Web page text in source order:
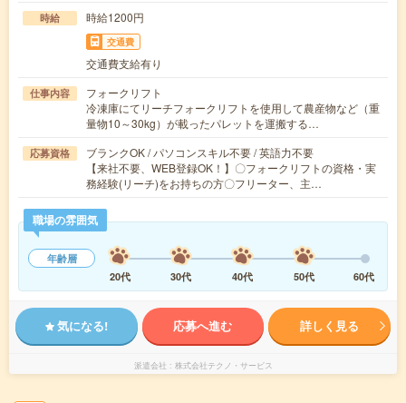
時給 時給1200円
交通費
交通費支給有り
仕事内容
フォークリフト
冷凍庫にてリーチフォークリフトを使用して農産物など（重
量物10～30kg）が載ったパレットを運搬する…
応募資格
ブランクOK / パソコンスキル不要 / 英語力不要
【来社不要、WEB登録OK！】〇フォークリフトの資格・実
務経験(リーチ)をお持ちの方〇フリーター、主…
職場の雰囲気
年齢層
20代
30代 40代 50代 60代
気になる! 応募へ進む 詳しく見る
派遣会社 株式会社テクノ・サービス